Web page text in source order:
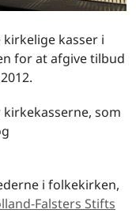
kasser i
for at afgive tilbud
som
i folkekirken,
Falsters Stifts